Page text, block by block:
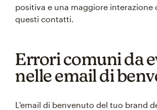
positiva e una maggiore interazione
questi contatti.
Errori comuni da
nelle email di
L'email di benvenuto del tuo brand